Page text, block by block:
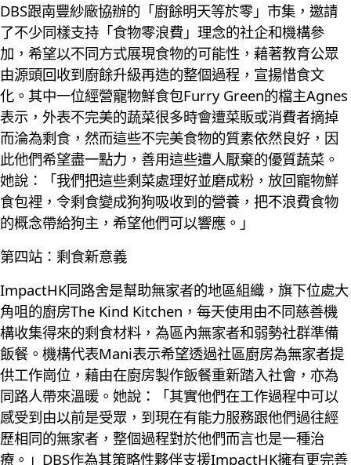
DBS跟南豐紗廠協辦的「廚餘明天等於零」市集，邀請
了不少同樣支持「食物零浪費」理念的社企和機構參
加，希望以不同方式展現食物的可能性，藉著教育公眾
由源頭回收到廚餘升級再造的整個過程，宣揚惜食文
化。其中一位經營寵物鮮食包Furry Green的檔主Agnes
表示，外表不完美的蔬菜很多時會遭菜販或消費者摘掉
而淪為剩食，然而這些不完美食物的質素依然良好，因
此他們希望盡一點力，善用這些遭人厭棄的優質蔬菜。
她說：「我們把這些剩菜處理好並磨成粉，放回寵物鮮
食包裡，令剩食變成狗狗吸收到的營養，把不浪費食物
的概念帶給狗主，希望他們可以響應。」
第四站：剩食新意義
ImpactHK同路舍是幫助無家者的地區組織，旗下位處大
角咀的廚房The Kind Kitchen，每天使用由不同慈善機
構收集得來的剩食材料，為區內無家者和弱勢社群準備
飯餐。機構代表Mani表示希望透過社區廚房為無家者提
供工作崗位，藉由在廚房製作飯餐重新踏入社會，亦為
同路人帶來溫暖。她說：「其實他們在工作過程中可以
感受到由以前是受眾，到現在有能力服務跟他們過往經
歷相同的無家者，整個過程對於他們而言也是一種治
療。」DBS作為其策略性夥伴支援ImpactHK擁有更完善